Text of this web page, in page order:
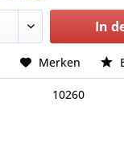
In
Merken
10260